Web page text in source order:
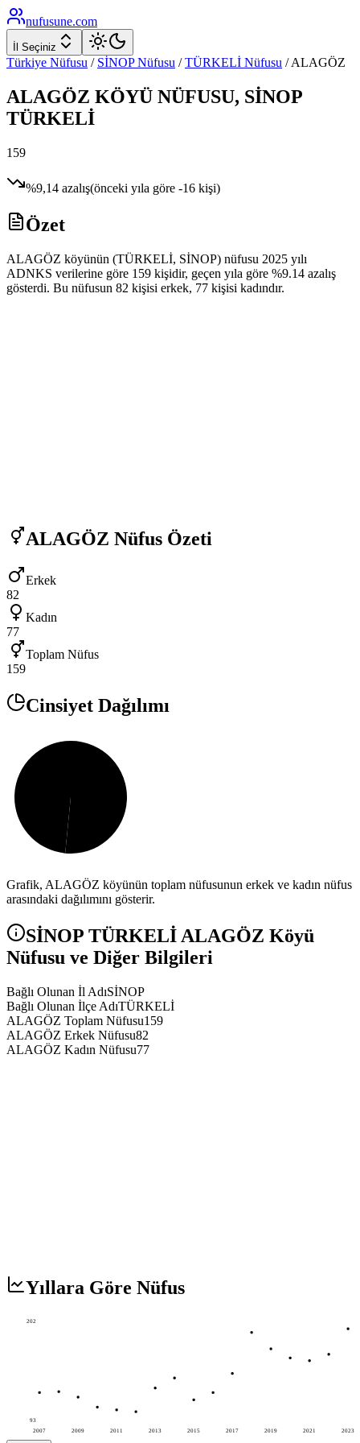
nufusune.com
İl Seçiniz
Türkiye Nüfusu / SİNOPNüfusu / TÜRKELİ Nüfusu /ALAGÖZ
ALAGÖZ KÖYÜ NÜFUSU, SİNOP
TÜRKELİ
159
%9,14 azalış(önceki yıla göre -16 kişi)
Özet
ALAGÖZ köyünün (TÜRKELİ, SİNOP) nüfusu 2025 yılı
ADNKS verilerine göre 159 kişidir, geçen yıla göre %9.14 azalış
gösterdi. Bu nüfusun 82 kişisi erkek, 77 kişisi kadındır.
ALAGÖZ Nüfus Özeti
Erkek
82
Kadın
77
Toplam Nüfus
159
Cinsiyet Dağılımı
Grafik, ALAGÖZ köyünün toplam nüfusunun erkek ve kadın nüfus
arasındaki dağılımını gösterir.
SİNOP TÜRKELİ ALAGÖZ Köyü
Nüfusu ve Diğer Bilgileri
Bağlı Olunan İl AdıSİNOP
Bağlı Olunan İlçe AdıTÜRKELİ
ALAGÖZ Toplam Nüfusu159
ALAGÖZ Erkek Nüfusu82
ALAGÖZ Kadın Nüfusu77
Yıllara Göre Nüfus
2007 2009 2011 2013 2015 2017 2019 2021 2023
202
93